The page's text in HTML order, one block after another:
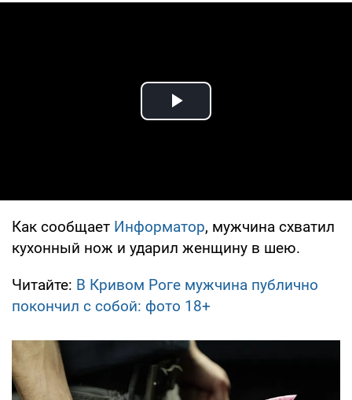
Play Video
Как сообщает Информатор, мужчина схватил
кухонный нож и ударил женщину в шею.
Читайте: В Кривом Роге мужчина публично
покончил с собой: фото 18+